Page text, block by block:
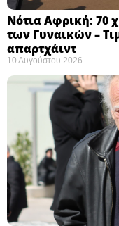
Νότια Αφρική: 70
των Γυναικών –
απαρτχάιντ ​
10 Αυγούστου 2026